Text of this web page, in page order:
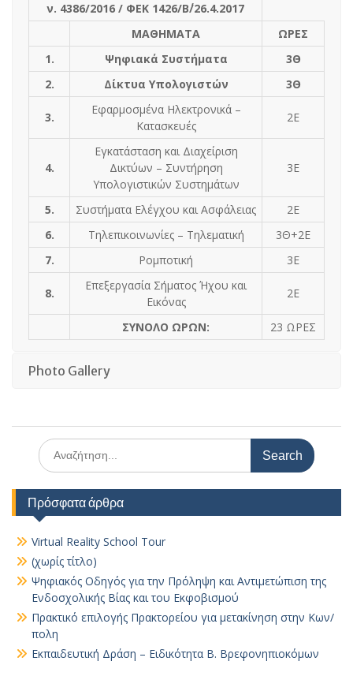
ν. 4386/2016 / ΦΕΚ 1426/Β΄/26.4.2017
ΜΑΘΗΜΑΤΑ
ΩΡΕΣ
1.
Ψηφιακά Συστήματα
3Θ
2.
Δίκτυα Υπολογιστών 3Θ
3.
Εφαρμοσμένα Ηλεκτρονικά –
Κατασκευές
2Ε
4.
Εγκατάσταση και Διαχείριση
Δικτύων – Συντήρηση
Υπολογιστικών Συστημάτων
3Ε
5. Συστήματα Ελέγχου και Ασφάλειας
2Ε
6.
Τηλεπικοινωνίες – Τηλεματική
3Θ+2Ε
7.
Ρομποτική 3Ε
8.
Επεξεργασία Σήματος Ήχου και
Εικόνας
2Ε
ΣΥΝΟΛΟ ΩΡΩΝ: 23 ΩΡΕΣ
Photo Gallery
Search
for:
Πρόσφατα άρθρα
Virtual Reality School Tour
(χωρίς τίτλο)
Ψηφιακός Οδηγός για την Πρόληψη και Αντιμετώπιση της
Ενδοσχολικής Βίας και του Εκφοβισμού
Πρακτικό επιλογής Πρακτορείου για μετακίνηση στην Κων/
πολη
Εκπαιδευτική Δράση – Ειδικότητα Β. Βρεφονηπιοκόμων